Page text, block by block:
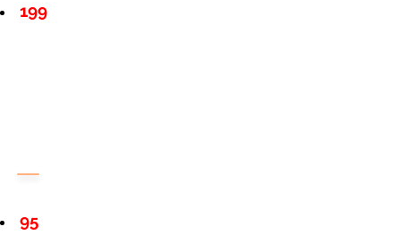
199
95